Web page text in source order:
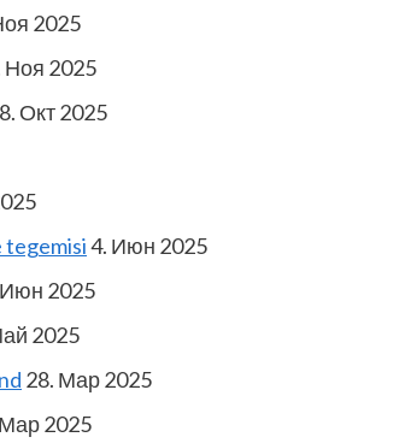
2025
Ноя 2025
8. Окт 2025
tegemisi4. Июн 2025
2025
2025
28. Мар 2025
2025